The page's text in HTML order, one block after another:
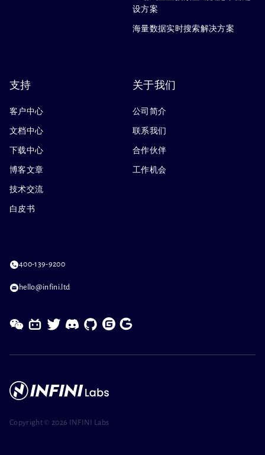
设方案
海量数据实时搜索解决方案
支持
客户中心
文档中心
下载中心
博客文章
技术交流
白皮书
关于我们
公司简介
联系我们
合作伙伴
工作机会
400-139-9200
hello@infini.ltd
Copyright © 2026 INFINI Labs